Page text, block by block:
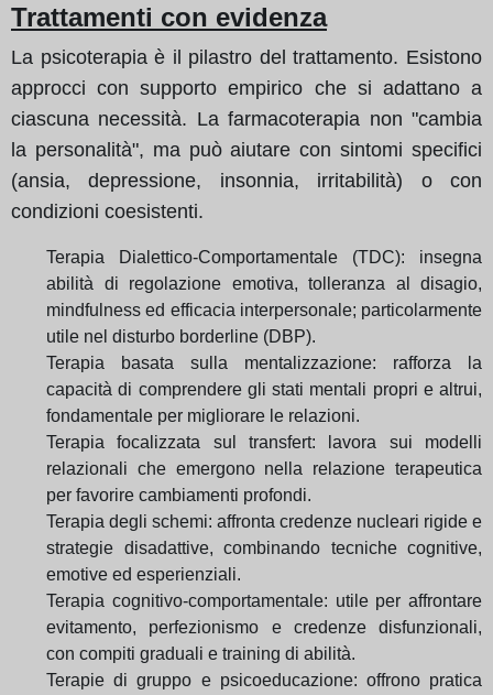
Trattamenti con evidenza
La psicoterapia è il pilastro del trattamento. Esistono
approcci con supporto empirico che si adattano a
ciascuna necessità. La farmacoterapia non "cambia
la personalità", ma può aiutare con sintomi specifici
(ansia, depressione, insonnia, irritabilità) o con
condizioni coesistenti.
Terapia Dialettico-Comportamentale (TDC): insegna
abilità di regolazione emotiva, tolleranza al disagio,
mindfulness ed efficacia interpersonale; particolarmente
utile nel disturbo borderline (DBP).
Terapia basata sulla mentalizzazione: rafforza la
capacità di comprendere gli stati mentali propri e altrui,
fondamentale per migliorare le relazioni.
Terapia focalizzata sul transfert: lavora sui modelli
relazionali che emergono nella relazione terapeutica
per favorire cambiamenti profondi.
Terapia degli schemi: affronta credenze nucleari rigide e
strategie disadattive, combinando tecniche cognitive,
emotive ed esperienziali.
Terapia cognitivo-comportamentale: utile per affrontare
evitamento, perfezionismo e credenze disfunzionali,
con compiti graduali e training di abilità.
Terapie di gruppo e psicoeducazione: offrono pratica